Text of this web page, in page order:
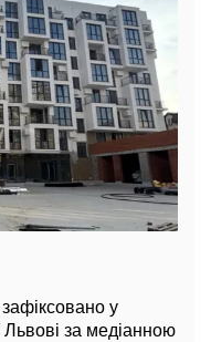
у
Львові за медіанною